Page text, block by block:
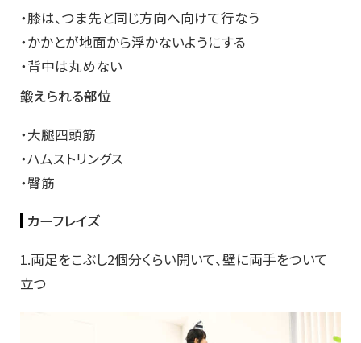
・膝は、つま先と同じ方向へ向けて行なう
・かかとが地面から浮かないようにする
・背中は丸めない
鍛えられる部位
・大腿四頭筋
・ハムストリングス
・臀筋
カーフレイズ
1.両足をこぶし2個分くらい開いて、壁に両手をついて
立つ